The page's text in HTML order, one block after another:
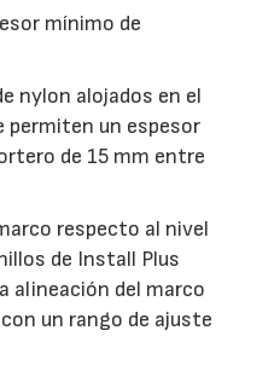
mínimo de
nylon alojados en el
permiten un espesor
de 15 mm entre
respecto al nivel
de Install Plus
alineación del marco
un rango de ajuste